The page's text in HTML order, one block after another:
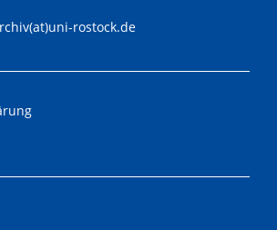
rostock.de